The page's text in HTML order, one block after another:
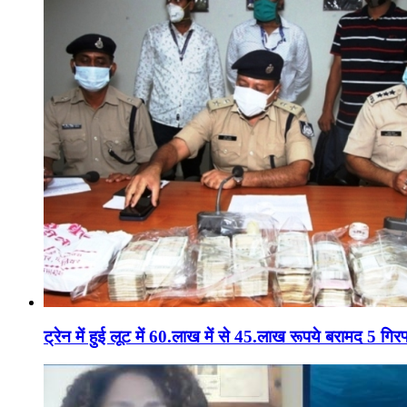
ट्रेन में हुई लूट में 60.लाख में से 45.लाख रूपये बरामद 5